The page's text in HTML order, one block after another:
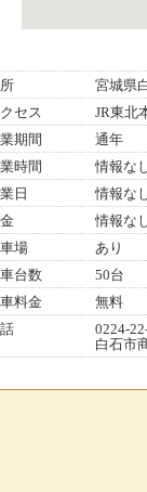
宮城県
セス
JR東北
期間
通年
時間
情報な
日
情報な
情報な
場
あり
台数
50台
料金
無料
0224-
白石市